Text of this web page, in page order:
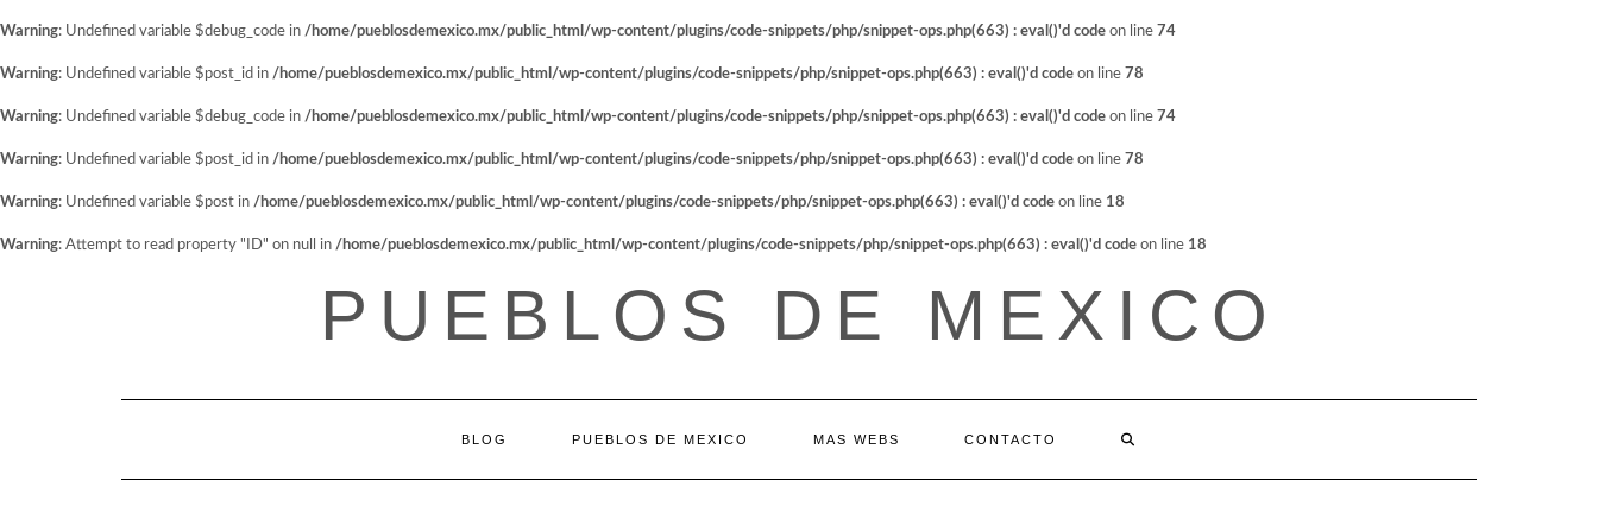
Warning: Undefined variable $debug_code in /home/pueblosdemexico.mx/public_html/wp-content/plugins/code-snippets/php/snippet-ops.php(663) : eval()'d code on line 74
Warning: Undefined variable $post_id in /home/pueblosdemexico.mx/public_html/wp-content/plugins/code-snippets/php/snippet-ops.php(663) : eval()'d code on line 78
Warning: Undefined variable $debug_code in /home/pueblosdemexico.mx/public_html/wp-content/plugins/code-snippets/php/snippet-ops.php(663) : eval()'d code on line 74
Warning: Undefined variable $post_id in /home/pueblosdemexico.mx/public_html/wp-content/plugins/code-snippets/php/snippet-ops.php(663) : eval()'d code on line 78
Warning: Undefined variable $post in /home/pueblosdemexico.mx/public_html/wp-content/plugins/code-snippets/php/snippet-ops.php(663) : eval()'d code on line 18
Warning: Attempt to read property "ID" on null in /home/pueblosdemexico.mx/public_html/wp-content/plugins/code-snippets/php/snippet-ops.php(663) : eval()'d code on line 18
PUEBLOS DE MEXICO
BLOG PUEBLOS DE MEXICO MAS WEBS CONTACTO